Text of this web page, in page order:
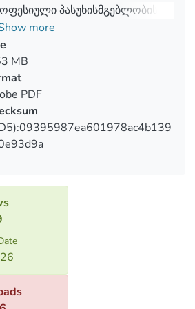
დაზღვევის
და სადაზღვევო პოლისის
ფარგლები. დეტალურად
განხილული ექიმის პროფესიული
დაზღვევა,
იქედან, რომ მისი
გამოწვეული ზიანი შეიძლება
არამხოლოდ
ფიზიკური და
ექიმის მაგალითზე
თვალსაჩინოა.
პასუხისმგებლობის
გამოწვევა ქართული
სამართლისთვის
more
MB
PDF